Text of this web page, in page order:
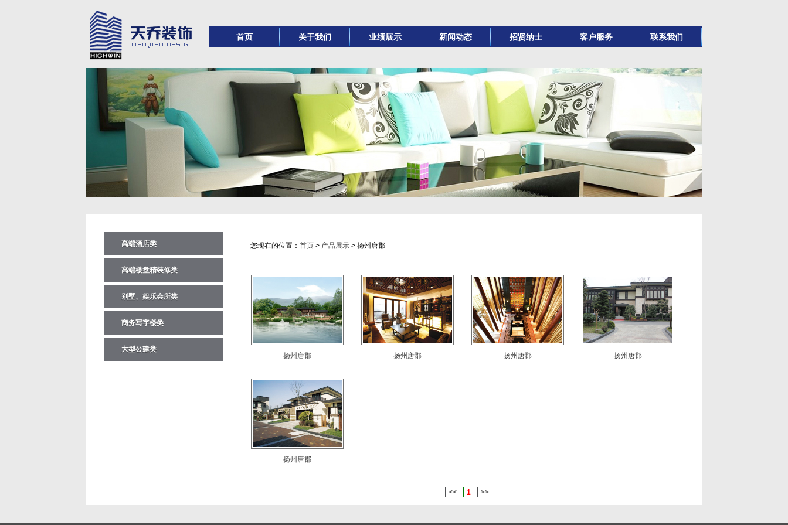
首页 关于我们
天乔文化
天乔精神
业绩展示
高端楼盘精装修类
别墅、娱乐会所类
商务写字楼类
大型公建类
新闻动态
公司新闻
行业新闻
招贤纳士
人才理念
职业发展阶梯
客户服务
服务团队
合作客户
联系我们
高端酒店类
高端楼盘精装修类
别墅、娱乐会所类
商务写字楼类
大型公建类
您现在的位置： 首页 > 产品展示 > 扬州唐郡
扬州唐郡 扬州唐郡 扬州唐郡 扬州唐郡
扬州唐郡
<< 1 >>